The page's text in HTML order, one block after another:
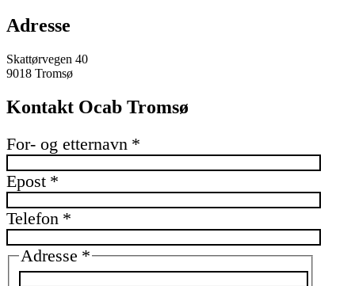
Adresse
Skattørvegen 40
9018 Tromsø
Kontakt Ocab Tromsø
For- og etternavn *
Epost *
Telefon *
Adresse *